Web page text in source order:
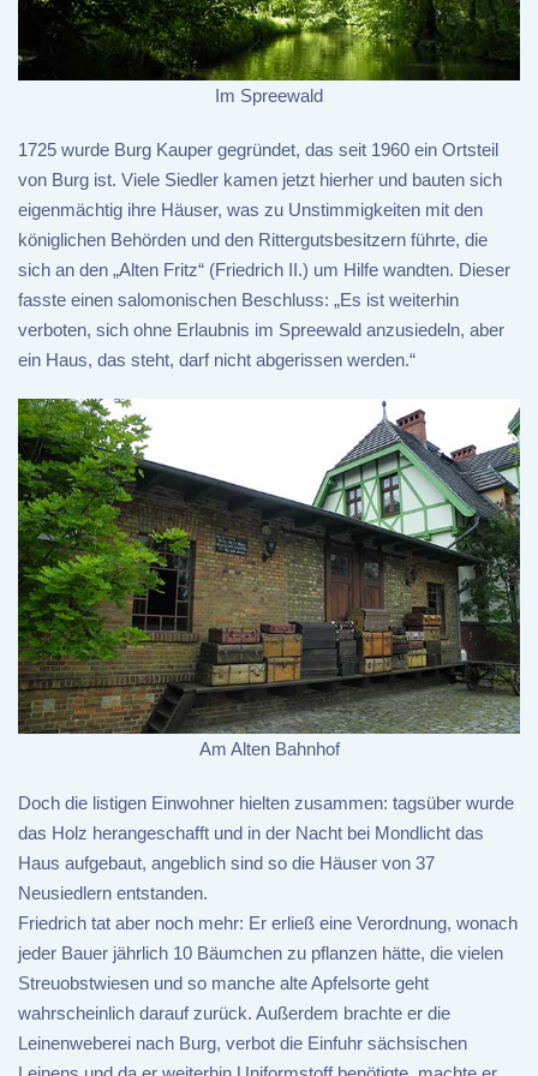
Im Spreewald
1725 wurde Burg Kauper gegründet, das seit 1960 ein Ortsteil
von Burg ist. Viele Siedler kamen jetzt hierher und bauten sich
eigenmächtig ihre Häuser, was zu Unstimmigkeiten mit den
königlichen Behörden und den Rittergutsbesitzern führte, die
sich an den „Alten Fritz“ (Friedrich II.) um Hilfe wandten. Dieser
fasste einen salomonischen Beschluss: „Es ist weiterhin
verboten, sich ohne Erlaubnis im Spreewald anzusiedeln, aber
ein Haus, das steht, darf nicht abgerissen werden.“
Am Alten Bahnhof
Doch die listigen Einwohner hielten zusammen: tagsüber wurde
das Holz herangeschafft und in der Nacht bei Mondlicht das
Haus aufgebaut, angeblich sind so die Häuser von 37
Neusiedlern entstanden.
Friedrich tat aber noch mehr: Er erließ eine Verordnung, wonach
jeder Bauer jährlich 10 Bäumchen zu pflanzen hätte, die vielen
Streuobstwiesen und so manche alte Apfelsorte geht
wahrscheinlich darauf zurück. Außerdem brachte er die
Leinenweberei nach Burg, verbot die Einfuhr sächsischen